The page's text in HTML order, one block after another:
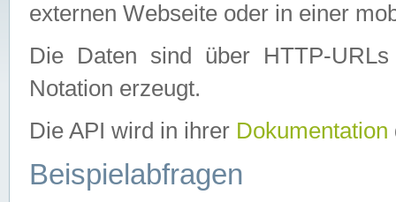
externen Webseite oder in einer
Die Daten sind über HTTP-
Notation erzeugt.
Die API wird in ihrer Dokumentation
Beispielabfragen